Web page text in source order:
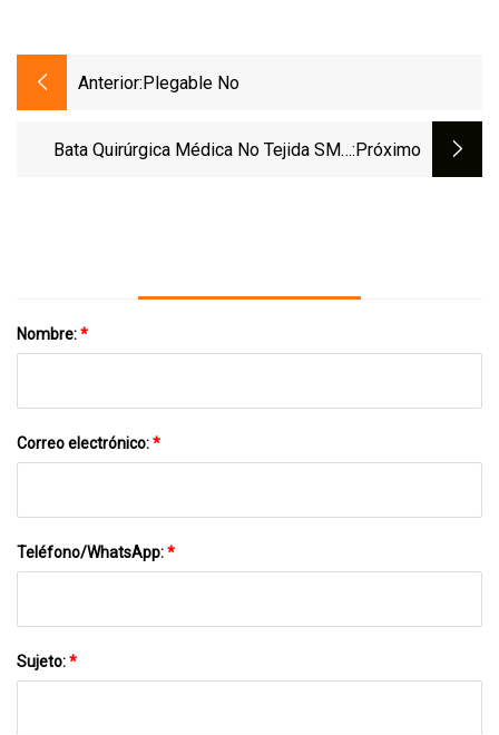
Anterior:Plegable No
Bata Quirúrgica Médica No Tejida SMS:próximo
Nombre:*
Correo electrónico:*
Teléfono/WhatsApp:*
Sujeto:*